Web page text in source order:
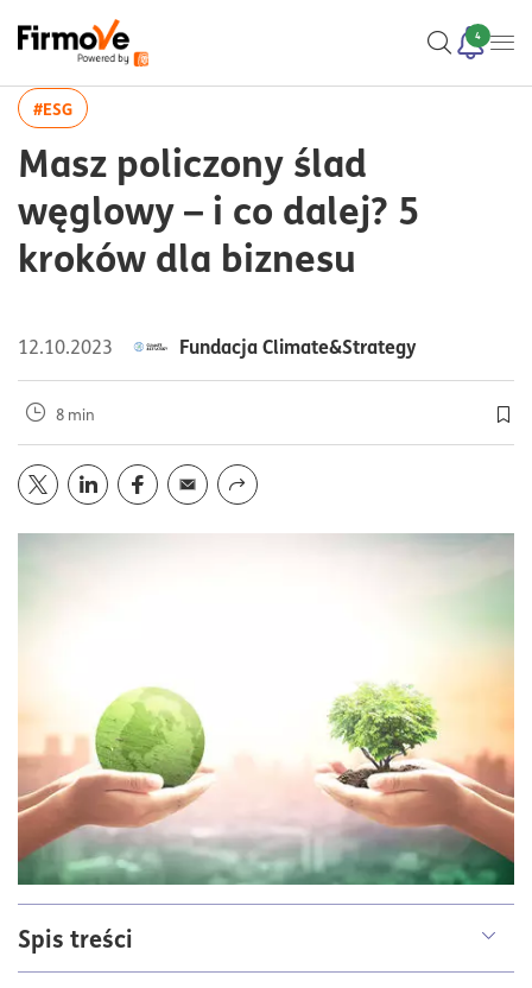
4
#ESGwięcej artykułów z tagiem:#ESG
Masz policzony ślad
węglowy – i co dalej? 5
kroków dla biznesu
12.10.2023 Fundacja Climate&Strategy
Opublikuj artykuł na portalutwitter
Opublikuj artykuł na portalu
Opublikuj artykuł na portalu
Wyślij przez
Udostępnij z funkcją systemu
8 min
Spis treści